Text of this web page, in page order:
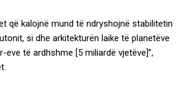
që kalojnë mund të ndryshojnë stabilitetin
si dhe arkitekturën laike të planetëve
eve të ardhshme [5 miliardë vjetëve]”,